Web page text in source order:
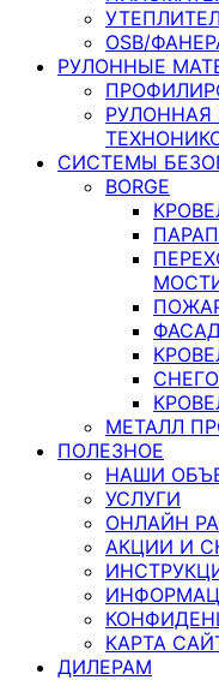
OSB/
РУЛОННЫЕ
РУЛОННАЯ
СИСТЕМЫ
BORGE
МЕТАЛЛ
ПОЛЕЗНОЕ
НАШИ
УСЛУГИ
ОНЛАЙН
АКЦИИ И
КАРТА
ДИЛЕРАМ